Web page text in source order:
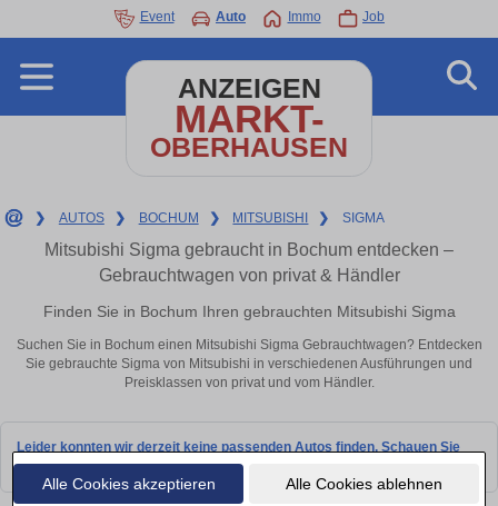
Alle Cookies akzeptieren Alle Cookies ablehnen
Event Auto Immo Job
ANZEIGEN
MARKT-
OBERHAUSEN
❯ AUTOS ❯ BOCHUM ❯ MITSUBISHI ❯ SIGMA
Mitsubishi Sigma gebraucht in Bochum entdecken –
Gebrauchtwagen von privat & Händler
Finden Sie in Bochum Ihren gebrauchten Mitsubishi Sigma
Suchen Sie in Bochum einen Mitsubishi Sigma Gebrauchtwagen? Entdecken
Sie gebrauchte Sigma von Mitsubishi in verschiedenen Ausführungen und
Preisklassen von privat und vom Händler.
Leider konnten wir derzeit keine passenden Autos finden. Schauen Sie
bald wieder vorbei!